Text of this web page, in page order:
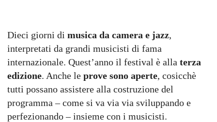
Dieci giorni di musica da camera e jazz,
interpretati da grandi musicisti di fama
internazionale. Quest’anno il festival è alla terza
edizione. Anche le prove sono aperte, cosicchè
tutti possano assistere alla costruzione del
programma – come si va via via sviluppando e
perfezionando – insieme con i musicisti.